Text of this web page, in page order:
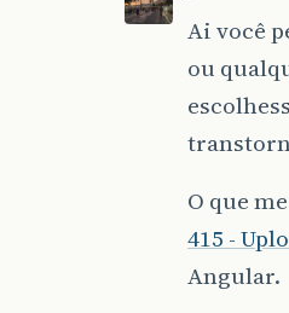
Ai você
ou
O que
415 -
Angular.